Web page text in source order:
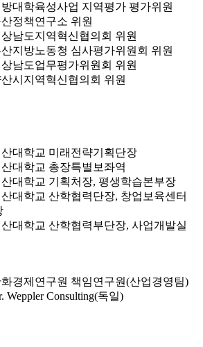
방대학육성사업 지역평가 평가위원
산정책연구소 위원
상남도지역혁신협의회 위원
산지방노동청 심사평가위원회 위원
상남도업무평가위원회 위원
산시지역혁신협의회 위원
산대학교 미래전략기획단장
산대학교 총장특별보좌역
산대학교 기획처장, 평생학습본부장
산대학교 산학협력단장, 창업보육센터
산대학교 산학협력부단장, 사업개발실
화경제연구원 책임연구원(산업경영팀)
Weppler Consulting(독일)